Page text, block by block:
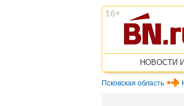
НОВОСТИ
Псковская область